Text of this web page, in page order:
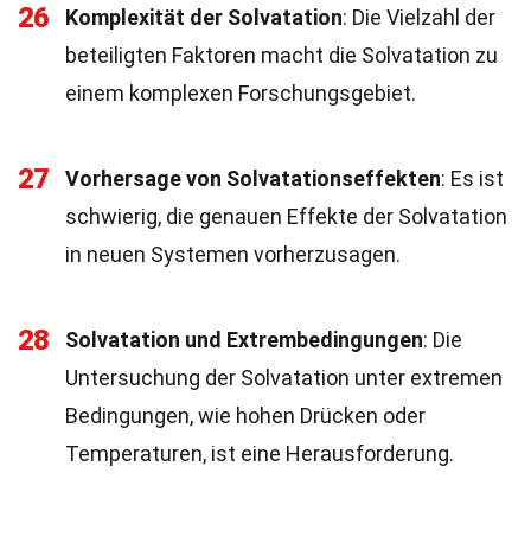
26 Komplexität der Solvatation: Die Vielzahl der
beteiligten Faktoren macht die Solvatation zu
einem komplexen Forschungsgebiet.
27 Vorhersage von Solvatationseffekten: Es ist
schwierig, die genauen Effekte der Solvatation
in neuen Systemen vorherzusagen.
28 Solvatation und Extrembedingungen: Die
Untersuchung der Solvatation unter extremen
Bedingungen, wie hohen Drücken oder
Temperaturen, ist eine Herausforderung.